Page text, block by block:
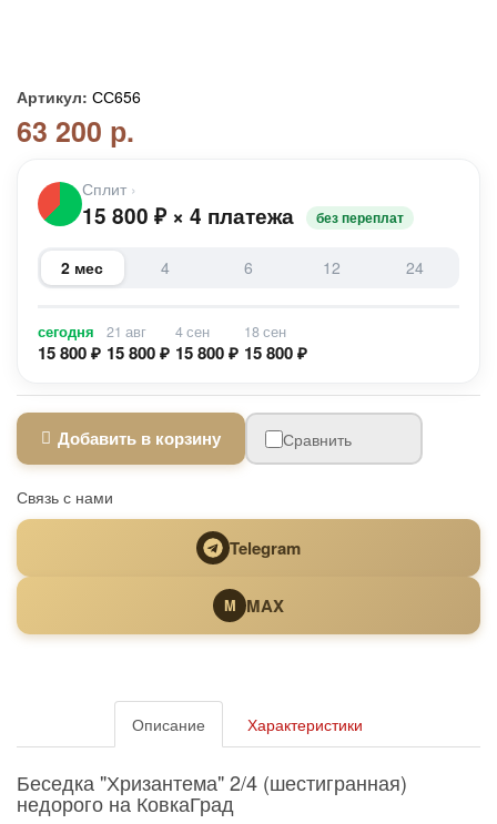
Артикул: СС656
63 200 р.
Сплит ›
15 800 ₽ × 4 платежа без переплат
2 мес 4 6 12 24
сегодня
15 800 ₽
21 авг
15 800 ₽
4 сен
15 800 ₽
18 сен
15 800 ₽
Добавить в корзину Сравнить
Связь с нами
Telegram
M MAX
Описание Характеристики
Беседка "Хризантема" 2/4 (шестигранная)
недорого на КовкаГрад